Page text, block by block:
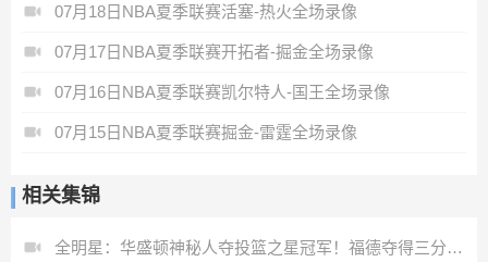
07月18日NBA夏季联赛活塞-热火全场录像
07月17日NBA夏季联赛开拓者-掘金全场录像
07月16日NBA夏季联赛凯尔特人-国王全场录像
07月15日NBA夏季联赛掘金-雷霆全场录像
相关集锦
全明星：华盛顿神秘人夺投篮之星冠军！福德夺得三分大赛冠军！